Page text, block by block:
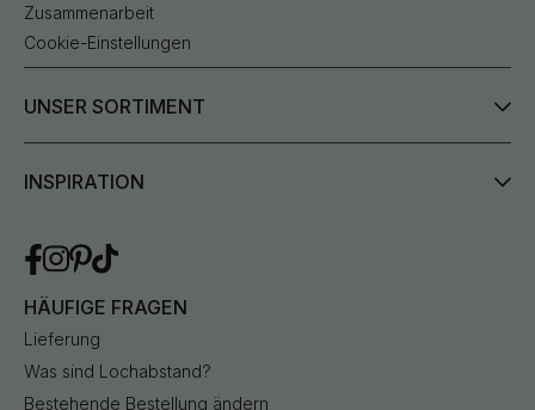
Zusammenarbeit
Cookie-Einstellungen
UNSER SORTIMENT
INSPIRATION
HÄUFIGE FRAGEN
Lieferung
Was sind Lochabstand?
Bestehende Bestellung ändern